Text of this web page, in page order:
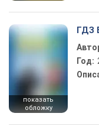
показать
обложку
ГДЗ
Год: